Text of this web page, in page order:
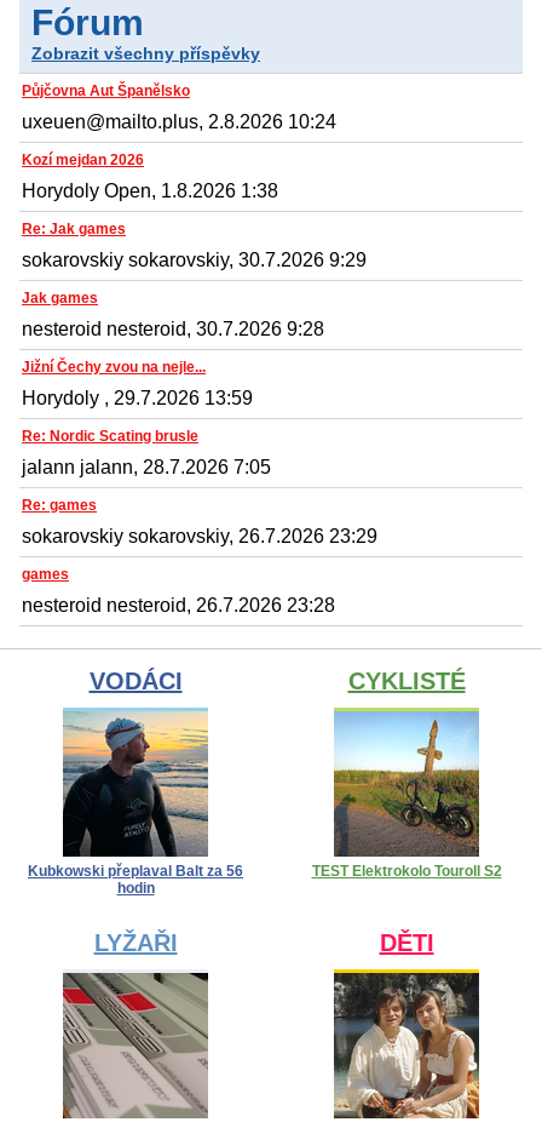
Fórum
Zobrazit všechny příspěvky
Půjčovna Aut Španělsko
uxeuen@mailto.plus, 2.8.2026 10:24
Kozí mejdan 2026
Horydoly Open, 1.8.2026 1:38
Re: Jak games
sokarovskiy sokarovskiy, 30.7.2026 9:29
Jak games
nesteroid nesteroid, 30.7.2026 9:28
Jižní Čechy zvou na nejle...
Horydoly , 29.7.2026 13:59
Re: Nordic Scating brusle
jalann jalann, 28.7.2026 7:05
Re: games
sokarovskiy sokarovskiy, 26.7.2026 23:29
games
nesteroid nesteroid, 26.7.2026 23:28
VODÁCI
Kubkowski přeplaval Balt za 56
hodin
CYKLISTÉ
TEST Elektrokolo Touroll S2
LYŽAŘI DĚTI